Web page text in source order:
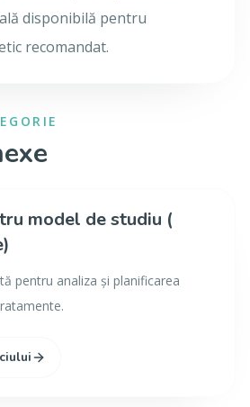
disponibilă pentru
recomandat.
model de studiu (
pentru analiza și planificarea